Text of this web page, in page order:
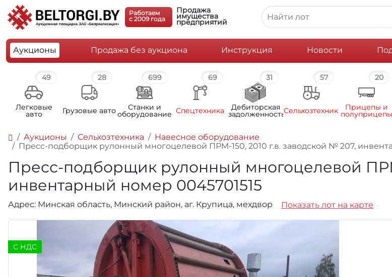
Работаем
c 2009 года
Продажа
имущества
предприятий
Аукционы Продажа без аукциона Инструкция Новости
49
Легковые
авто
28
Грузовые авто
699
Станки и
оборудование
69
Спецтехника
31
Дебиторская
задолженность
57
Сельхозтехника
20
Прицепы и
полуприцепы
Аукционы Сельхозтехника
Навесное оборудование
Пресс-подборщик рулонный многоцелевой ПРМ-150, 2010 г.в. заводской № 207,
Пресс-подборщик рулонный многоцелевой
инвентарный номер 0045701515
Адрес: Минская область, Минский район, аг. Крупица, мехдвор Показать лот на карте
C НДС